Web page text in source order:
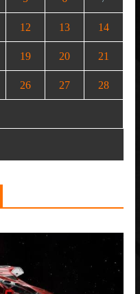
12 13 14
19 20 21
26 27 28
Elite